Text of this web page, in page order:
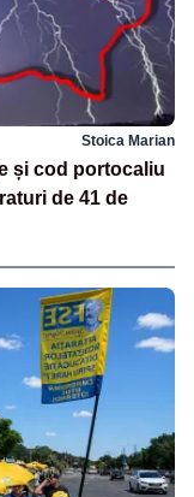
Stoica Marian
și cod portocaliu
de 41 de